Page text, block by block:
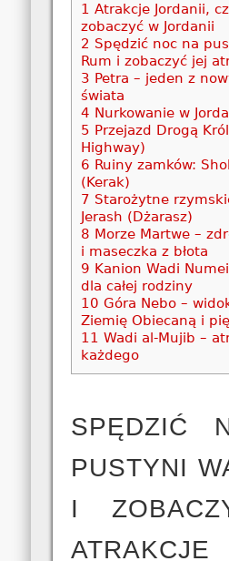
1 Atrakcje Jordanii,
zobaczyć w Jordanii
2 Spędzić noc na
Rum i zobaczyć jej
3 Petra – jeden z
świata
4 Nurkowanie w
5 Przejazd Drogą
Highway)
6 Ruiny zamków:
(Kerak)
7 Starożytne
Jerash (Dżarasz)
8 Morze Martwe –
i maseczka z błota
9 Kanion Wadi
dla całej rodziny
10 Góra Nebo –
Ziemię Obiecaną i
11 Wadi al-Mujib –
każdego
SPĘDZIĆ
PUSTYNI
I
ATRAKCJE